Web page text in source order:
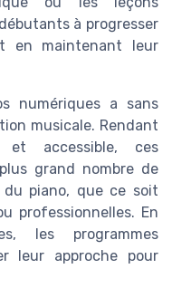
à progresser
en maintenant leur
numériques a sans
musicale. Rendant
et accessible, ces
grand nombre de
du piano, que ce soit
professionnelles. En
les programmes
leur approche pour